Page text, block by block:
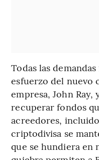
Todas las
esfuerzo del nuevo
empresa, John Ray,
recuperar fondos
acreedores,
criptodivisa se
que se hundiera en